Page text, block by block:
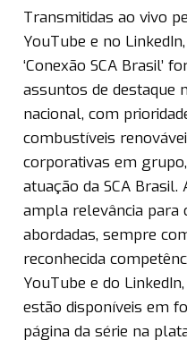
Transmitidas ao vivo
YouTube e no
‘Conexão SCA Brasil’
assuntos de destaque
nacional, com
combustíveis
corporativas em
atuação da SCA
ampla relevância para
abordadas, sempre
reconhecida
YouTube e do
estão disponíveis em
página da série na